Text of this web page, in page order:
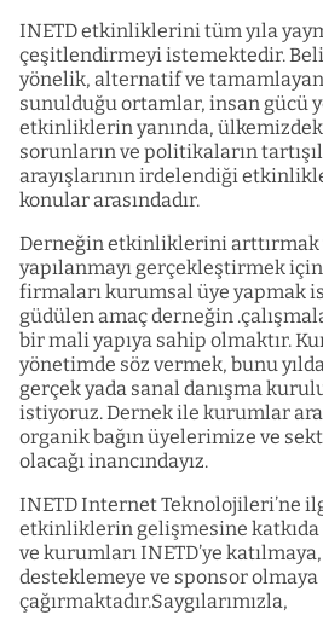
INETD etkinliklerini tüm yıla
çeşitlendirmeyi istemektedir.
yönelik, alternatif ve
sunulduğu ortamlar, insan gücü
etkinliklerin yanında,
sorunların ve politikaların
arayışlarının irdelendiği
konular arasındadır.
Derneğin etkinliklerini arttırmak
yapılanmayı gerçekleştirmek
firmaları kurumsal üye yapmak
güdülen amaç derneğin
bir mali yapıya sahip olmaktır.
yönetimde söz vermek, bunu
gerçek yada sanal danışma
istiyoruz. Dernek ile kurumlar
organik bağın üyelerimize ve
olacağı inancındayız.
INETD Internet Teknolojileri’ne
etkinliklerin gelişmesine
ve kurumları INETD’ye
desteklemeye ve sponsor olmaya
çağırmaktadır.Saygılarımızla,